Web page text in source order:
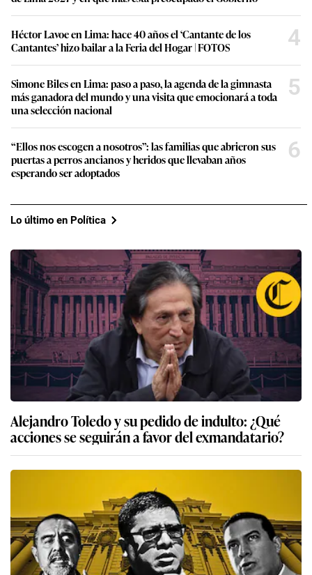
Héctor Lavoe en Lima: hace 40 años el ‘Cantante de los
Cantantes’ hizo bailar a la Feria del Hogar | FOTOS
4
Simone Biles en Lima: paso a paso, la agenda de la gimnasta
más ganadora del mundo y una visita que emocionará a toda
una selección nacional
5
“Ellos nos escogen a nosotros”: las familias que abrieron sus
puertas a perros ancianos y heridos que llevaban años
esperando ser adoptados
6
Lo último en Política
Alejandro Toledo y su pedido de indulto: ¿Qué
acciones se seguirán a favor del exmandatario?